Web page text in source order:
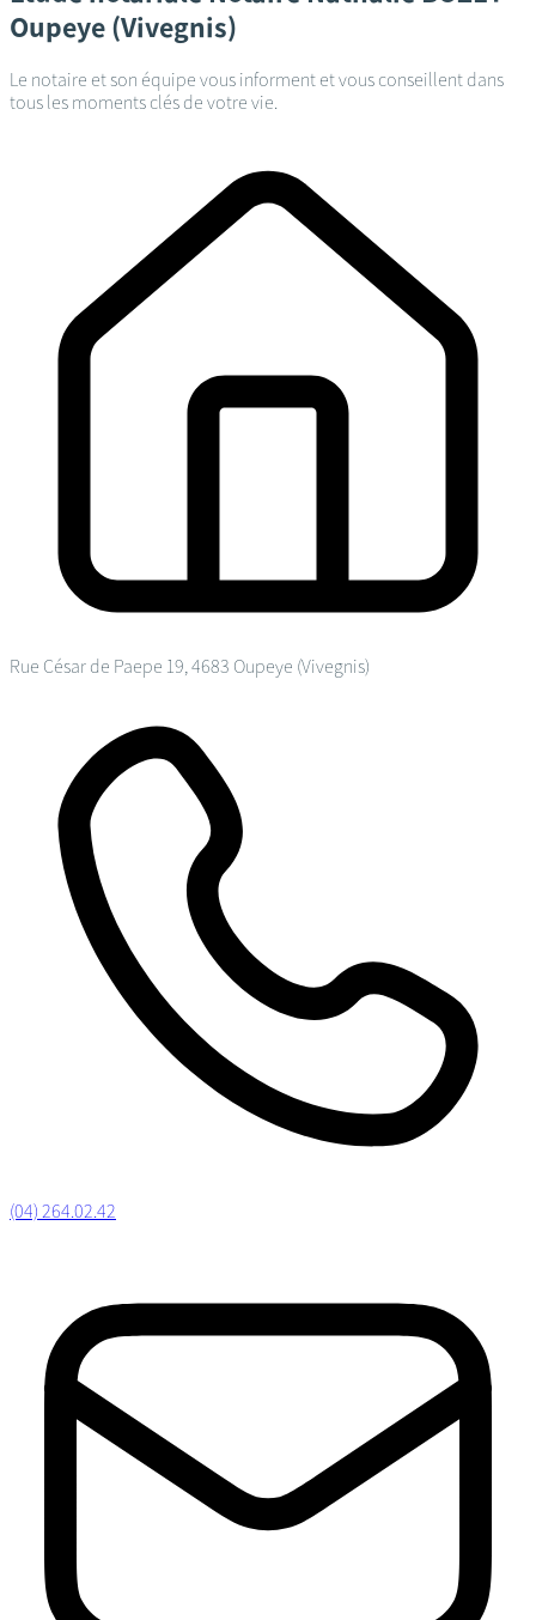
Oupeye (Vivegnis)
Le notaire et son équipe vous informent et vous conseillent dans
tous les moments clés de votre vie.
Rue César de Paepe 19, 4683 Oupeye (Vivegnis)
(04) 264.02.42